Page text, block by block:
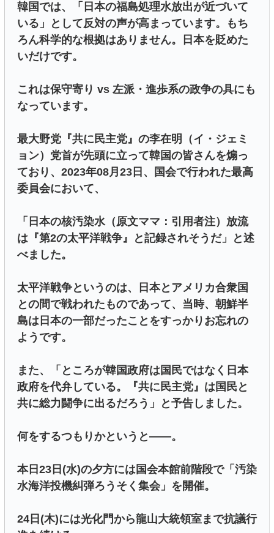
韓国では、「日本の福島処理水放出が近づいて
いる」として反対の声が高まっています。もち
ろん科学的な根拠はありません。日本を貶めた
いだけです。
これは保守寄り vs 左派・進歩系の政争の具にも
なっています。
最大野党『共に民主党』の李在明（イ・ジェミ
ョン）党首が先頭に立って韓国の皆さんを煽っ
ており、2023年08月23日、国会で行われた最高
委員会において、
「日本の核汚染水（原文ママ：引用者注）放流
は『第2の太平洋戦争』と記録されそうだ」と述
べました。
太平洋戦争というのは、日本とアメリカ合衆国
との間で戦われたものであって、当時、朝鮮半
島は日本の一部だったことをすっかりお忘れの
ようです。
また、「ところが韓国政府は国民ではなく日本
政府を代弁している。『共に民主党』は国民と
共に総力闘争に出るだろう」と予告しました。
何をするつもりかというと――。
本日23日(水)の夕方には国会本館前階段で「汚染
水海洋投機糾弾ろうそく集会」を開催。
24日(木)には光化門から龍山大統領室まで抗議行